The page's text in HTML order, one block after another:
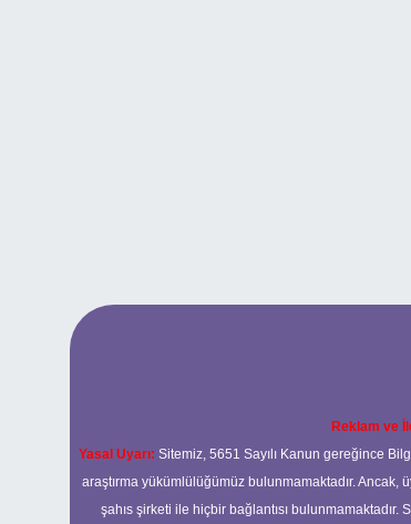
Reklam ve
Yasal Uyarı: Sitemiz, 5651 Sayılı Kanun gereğince
araştırma yükümlülüğümüz bulunmamaktadır.
şahıs şirketi ile hiçbir bağlantısı